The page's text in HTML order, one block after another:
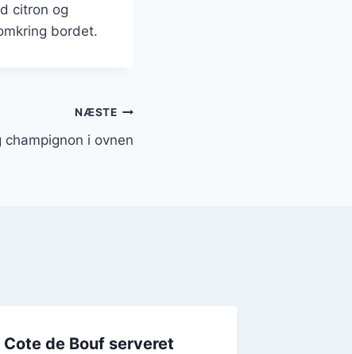
citron og
bordet.
NÆSTE
i ovnen
Cote de Bouf serveret